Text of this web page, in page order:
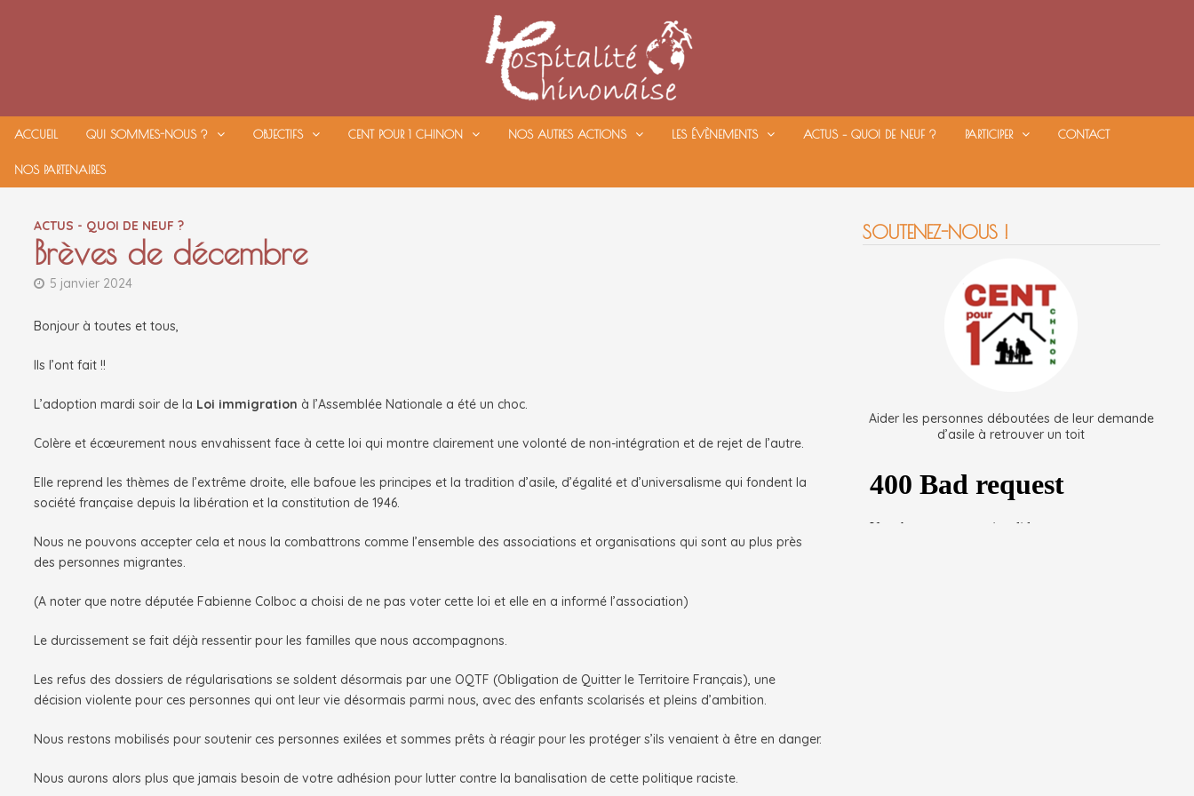
ACCUEIL QUI SOMMES-NOUS ? OBJECTIFS CENT POUR 1 CHINON NOS AUTRES ACTIONS LES ÉVÈNEMENTS ACTUS – QUOI DE NEUF ? PARTICIPER CONTACT
NOS PARTENAIRES
ACTUS - QUOI DE NEUF ?
Brèves de décembre
5 janvier 2024
Bonjour à toutes et tous,
Ils l’ont fait !!
L’adoption mardi soir de la Loi immigration à l’Assemblée Nationale a été un choc.
Colère et écœurement nous envahissent face à cette loi qui montre clairement une volonté de non-intégration et de rejet de l’autre.
Elle reprend les thèmes de l’extrême droite, elle bafoue les principes et la tradition d’asile, d’égalité et d’universalisme qui fondent la
société française depuis la libération et la constitution de 1946.
Nous ne pouvons accepter cela et nous la combattrons comme l’ensemble des associations et organisations qui sont au plus près
des personnes migrantes.
(A noter que notre députée Fabienne Colboc a choisi de ne pas voter cette loi et elle en a informé l’association)
Le durcissement se fait déjà ressentir pour les familles que nous accompagnons.
Les refus des dossiers de régularisations se soldent désormais par une OQTF (Obligation de Quitter le Territoire Français), une
décision violente pour ces personnes qui ont leur vie désormais parmi nous, avec des enfants scolarisés et pleins d’ambition.
Nous restons mobilisés pour soutenir ces personnes exilées et sommes prêts à réagir pour les protéger s’ils venaient à être en danger.
Nous aurons alors plus que jamais besoin de votre adhésion pour lutter contre la banalisation de cette politique raciste.
SOUTENEZ-NOUS !
Aider les personnes déboutées de leur demande
d’asile à retrouver un toit